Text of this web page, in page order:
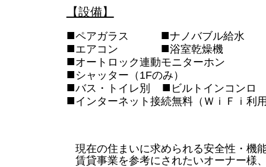
【設備】
■ペアガラス ■ナノバブル給
■エアコン ■浴室乾燥
■オートロック連動モニターホ
■ シャッター（1Fのみ
■バス・トイレ別 ■ ビルトインコンロ
■ インターネット接続無料（ＷｉＦｉ利
現在の住まいに求められる安全性・機
賃貸事業を参考にされたいオーナー様